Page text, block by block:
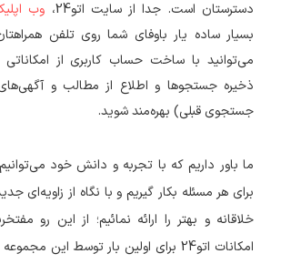
دسترستان است. جدا از سایت اتو24،
وب
بسیار ساده یار باوفای شما روی تلفن
می‌توانید با ساخت حساب کاربری از امکاناتی
ذخیره جستجوها و اطلاع از مطالب و
جستجوی قبلی) بهره‌مند شوید.
ما باور داریم که با تجربه و دانش خود
برای هر مسئله بکار گیریم و با نگاه از زاویه‌ای
خلاقانه و بهتر را ارائه نمائیم؛ از این رو
امکانات اتو24 برای اولین بار توسط این